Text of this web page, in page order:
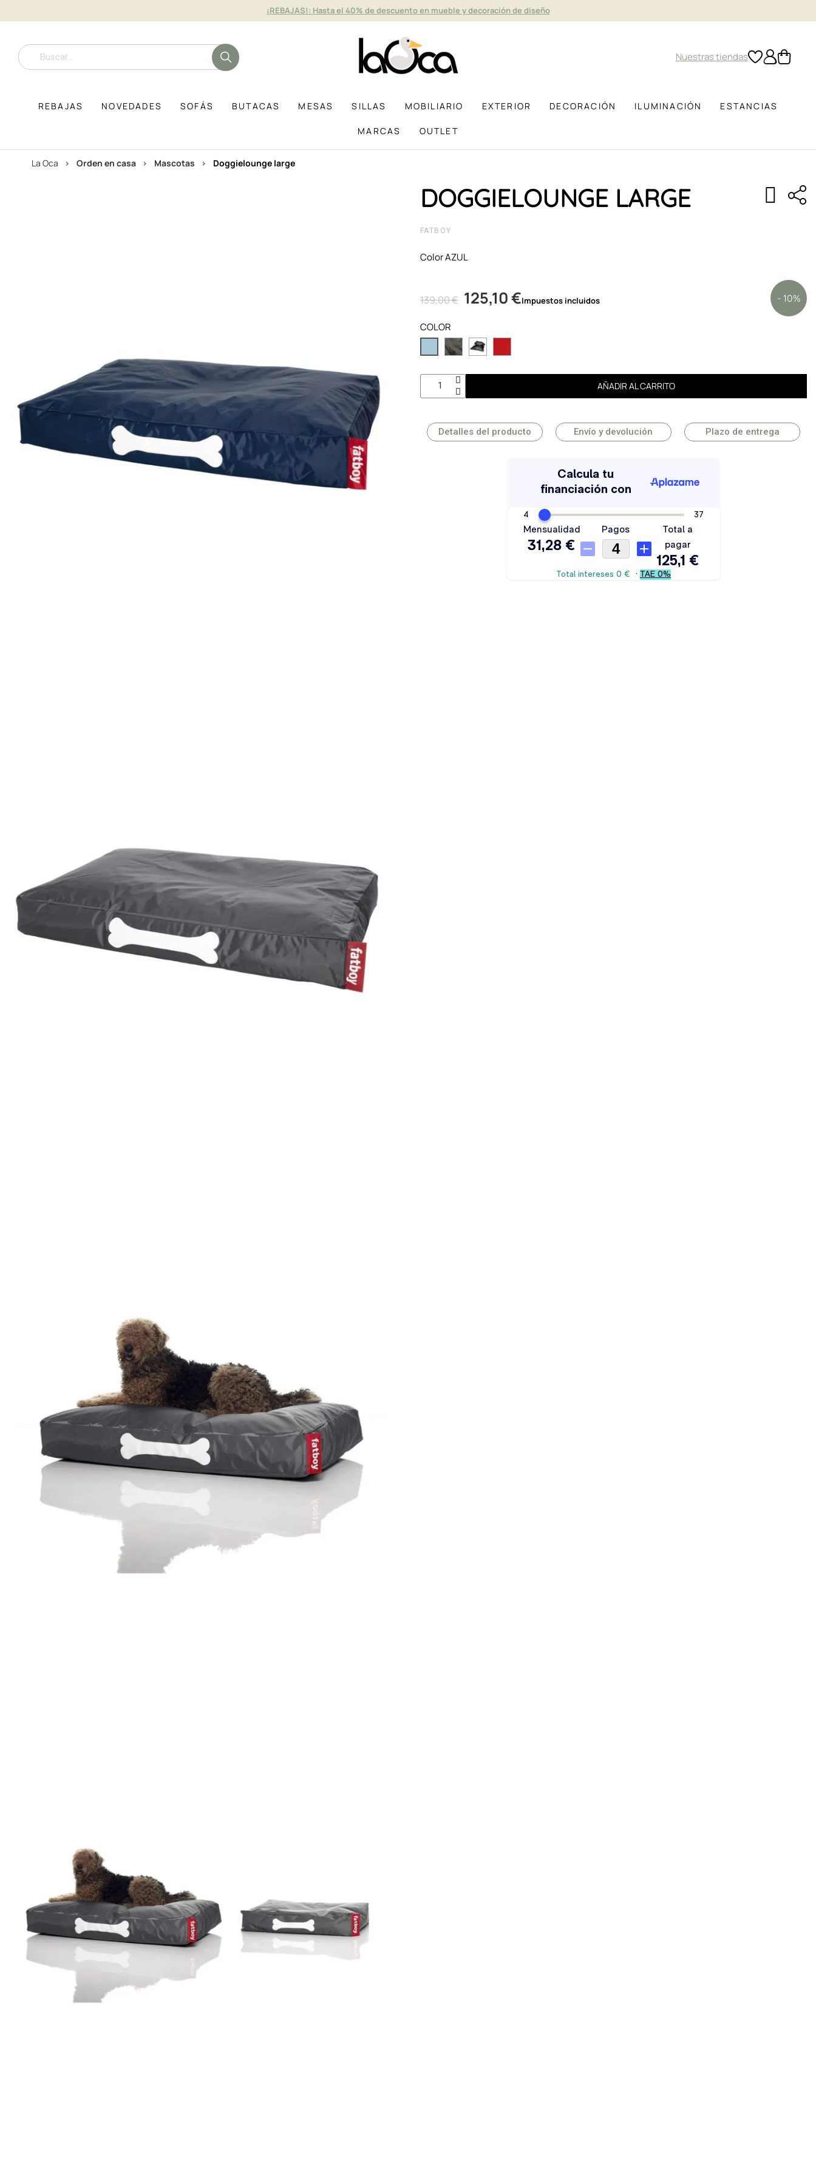
¡REBAJAS!: Hasta el 40% de descuento en mueble y decoración de diseño
Nuestras tiendas
REBAJAS NOVEDADES SOFÁS BUTACAS MESAS SILLAS MOBILIARIO EXTERIOR DECORACIÓN ILUMINACIÓN ESTANCIAS
MARCAS OUTLET
La Oca orden en casa mascotas doggielounge large
DOGGIELOUNGE LARGE
FATBOY
Color AZUL
139,00 € 125,10 € - 10%
Impuestos incluidos
COLOR
AÑADIR AL CARRITO
Detalles del producto Envío y devolución Plazo de entrega